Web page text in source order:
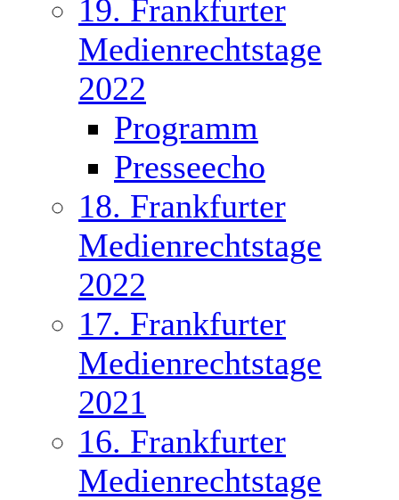
19. Frankfurter
Medienrechtstage
2022
Programm
Presseecho
18. Frankfurter
Medienrechtstage
2022
17. Frankfurter
Medienrechtstage
2021
16. Frankfurter
Medienrechtstage